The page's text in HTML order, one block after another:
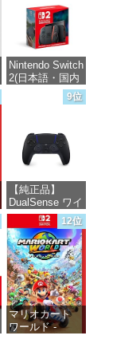
Nintendo Switch
2(日本語・国内
9位
【純正品】
DualSense ワイ
ヤレスコントロ
ーラー ミッド
ナイト ブラッ
ク(CFI-
ZCT2J01)
価格：¥10,737
12位
マリオカート
ワールド -